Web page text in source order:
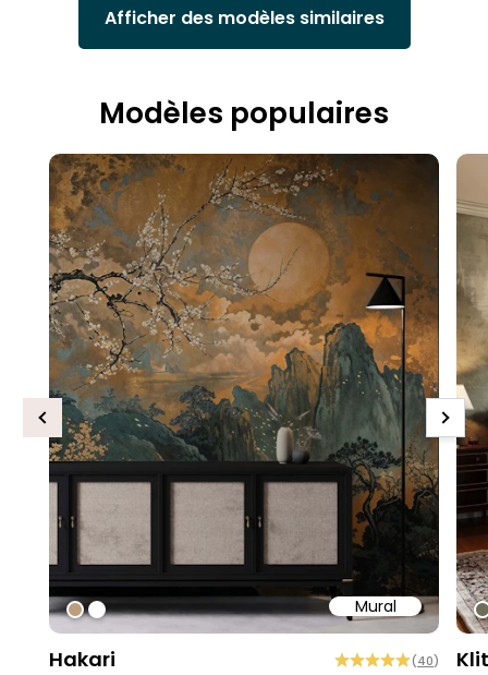
Afficher des modèles similaires
Modèles populaires
Mural
#bd9e7a
#ffffff
Hakari (40)
Previous Next